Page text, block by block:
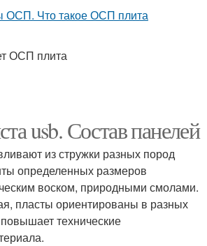
ОСП плита
usb. Состав панелей
из стружки разных пород
определенных размеров
воском, природными смолами.
пласты ориентированы в разных
технические